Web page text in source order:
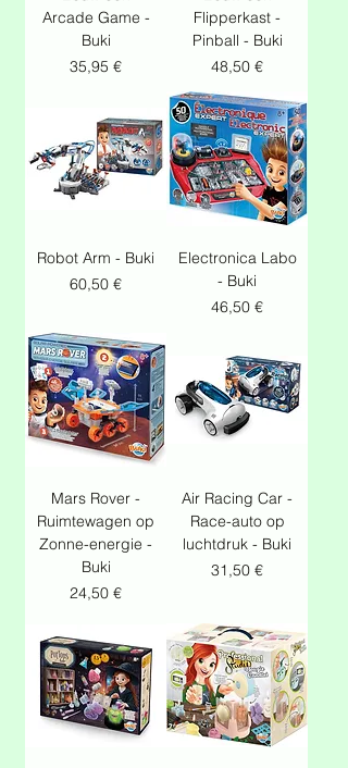
Arcade Game -
Buki
Prix
35,95 €
Flipperkast -
Pinball - Buki
Prix
48,50 €
Robot Arm - Buki
Prix
60,50 €
Electronica Labo
- Buki
Prix
46,50 €
Mars Rover -
Ruimtewagen op
Zonne-energie -
Buki
Prix
24,50 €
Air Racing Car -
Race-auto op
luchtdruk - Buki
Prix
31,50 €